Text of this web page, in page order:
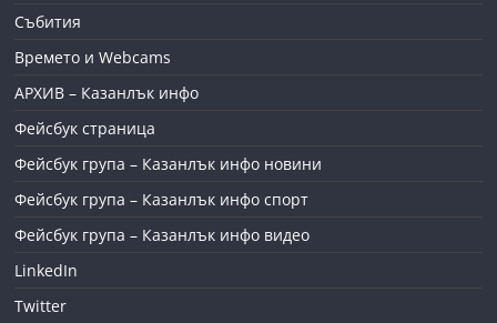
Събития
Времето и Webcams
АРХИВ – Казанлък инфо
Фейсбук страница
Фейсбук група – Казанлък инфо новини
Фейсбук група – Казанлък инфо спорт
Фейсбук група – Казанлък инфо видео
LinkedIn
Twitter